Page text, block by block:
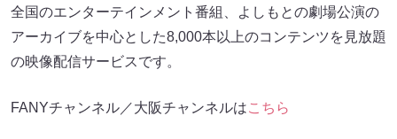
全国のエンターテインメント番組、よしもとの劇場公演の
アーカイブを中心とした8,000本以上のコンテンツを見放題
の映像配信サービスです。
FANYチャンネル／大阪チャンネルはこちら